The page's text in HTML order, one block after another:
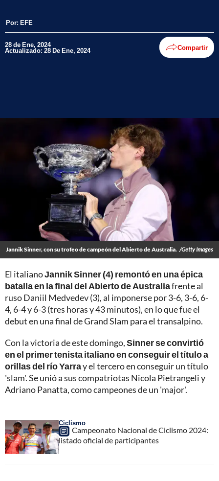
Por: EFE
28 de Ene, 2024
Actualizado: 28 De Ene, 2024 Compartir
Jannik Sinner, con su trofeo de campeón del Abierto de Australia. /Getty Images
El italianoJannik Sinner (4) remontó en una épica
batalla en la final del Abierto de Australiafrente al
ruso Daniil Medvedev (3), al imponerse por 3-6, 3-6, 6-
4, 6-4 y 6-3 (tres horas y 43 minutos), en lo que fue el
debut en una final de Grand Slam para el transalpino.
Con la victoria de este domingo,Sinner se convirtió
en el primer tenista italiano en conseguir el título a
orillas del río Yarray el tercero en conseguir un título
'slam'. Se unió a sus compatriotas Nicola Pietrangeli y
Adriano Panatta, como campeones de un 'major'.
Ciclismo
Campeonato Nacional de Ciclismo 2024:
listado oficial de participantes